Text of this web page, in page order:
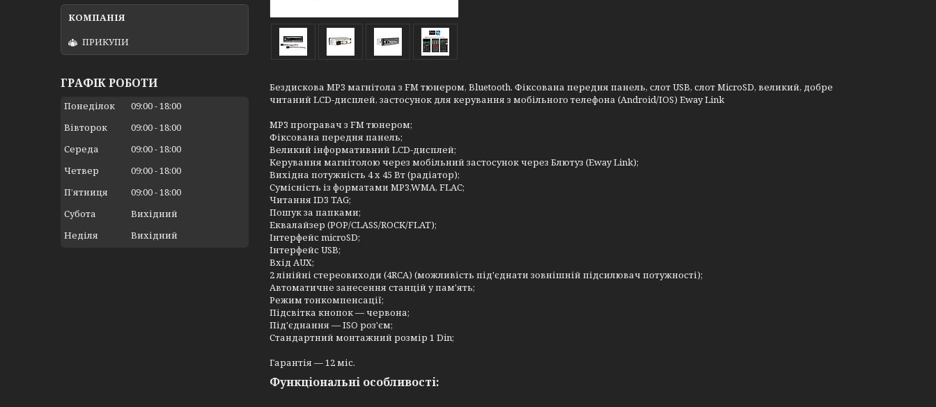
Бездискова MP3 магнітола з FM тюнером, Bluetooth. Фіксована передня панель, слот USB, слот MicroSD, великий, добре
читаний LCD-дисплей, застосунок для керування з мобільного телефона (Android/IOS) Eway Link
MP3 програвач з FM тюнером;
Фіксована передня панель;
Великий інформативний LCD-дисплей;
Керування магнітолою через мобільний застосунок через Блютуз (Eway Link);
Вихідна потужність 4 х 45 Вт (радіатор);
Сумісність із форматами MP3,WMA, FLAC;
Читання ID3 TAG;
Пошук за папками;
Еквалайзер (POP/CLASS/ROCK/FLAT);
Інтерфейс microSD;
Інтерфейс USB;
Вхід AUX;
2 лінійні стереовиходи (4RCA) (можливість під'єднати зовнішній підсилювач потужності);
Автоматичне занесення станцій у пам'ять;
Режим тонкомпенсації;
Підсвітка кнопок — червона;
Під'єднання — ISO роз'єм;
Стандартний монтажний розмір 1 Din;
Гарантія — 12 міс.
Функціональні особливості:
ПРИКУПИ
ГРАФІК РОБОТИ
Понеділок 09:00 18:00
Вівторок
09:00 18:00
Середа
09:00 18:00
Четвер
09:00 18:00
Пʼятниця
09:00 18:00
Субота
Вихідний
Неділя
Вихідний